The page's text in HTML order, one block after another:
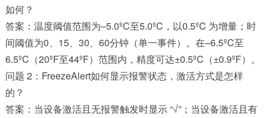
如何？
答案：温度阈值范围为–5.0ºC至5.0ºC，以0.5ºC 为增量；时
间阈值为0、15、30、60分钟（单一事件）。在–6.5ºC至
6.5ºC（20ºF至44ºF）范围内，精度可达±0.5ºC（±0.9ºF）。
问题 2：FreezeAlert如何显示报警状态，激活方式是怎样
的？
答案：当设备激活且无报警触发时显示 “√”；当设备激活且有